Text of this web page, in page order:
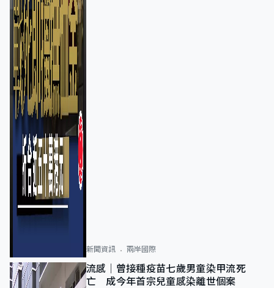
新聞資訊 兩岸國際
流感｜曾接種疫苗七歲男童染甲流死
亡 成今年首宗兒童感染離世個案